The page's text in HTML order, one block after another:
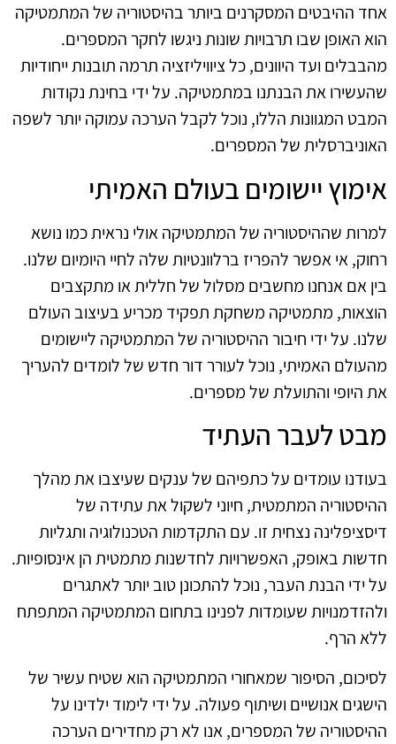
אחד ההיבטים המסקרנים ביותר בהיסטוריה של המתמטיקה
הוא האופן שבו תרבויות שונות ניגשו לחקר המספרים.
מהבבלים ועד היוונים, כל ציוויליזציה תרמה תובנות ייחודיות
שהעשירו את הבנתנו במתמטיקה. על ידי בחינת נקודות
המבט המגוונות הללו, נוכל לקבל הערכה עמוקה יותר לשפה
האוניברסלית של המספרים.
אימוץ יישומים בעולם האמיתי
למרות שההיסטוריה של המתמטיקה אולי נראית כמו נושא
רחוק, אי אפשר להפריז ברלוונטיות שלה לחיי היומיום שלנו.
בין אם אנחנו מחשבים מסלול של חללית או מתקצבים
הוצאות, מתמטיקה משחקת תפקיד מכריע בעיצוב העולם
שלנו. על ידי חיבור ההיסטוריה של המתמטיקה ליישומים
מהעולם האמיתי, נוכל לעורר דור חדש של לומדים להעריך
את היופי והתועלת של מספרים.
מבט לעבר העתיד
בעודנו עומדים על כתפיהם של ענקים שעיצבו את מהלך
ההיסטוריה המתמטית, חיוני לשקול את עתידה של
דיסציפלינה נצחית זו. עם התקדמות הטכנולוגיה ותגליות
חדשות באופק, האפשרויות לחדשנות מתמטית הן אינסופיות.
על ידי הבנת העבר, נוכל להתכונן טוב יותר לאתגרים
ולהזדמנויות שעומדות לפנינו בתחום המתמטיקה המתפתח
ללא הרף.
לסיכום, הסיפור שמאחורי המתמטיקה הוא שטיח עשיר של
הישגים אנושיים ושיתוף פעולה. על ידי לימוד ילדינו על
ההיסטוריה של המספרים, אנו לא רק מחדירים הערכה